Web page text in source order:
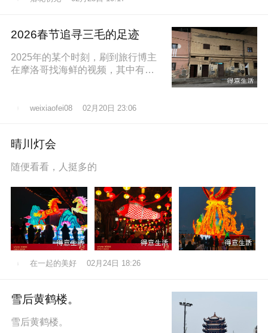
2026春节追寻三毛的足迹
2025年的某个时刻，刷到旅行博主
在摩洛哥找海鲜的视频，其中有个
地拍照留
weixiaofei08 02月20日 23:06
晴川灯会
随便看看，人挺多的
在一起的美好 02月24日 18:26
雪后黄鹤楼。
雪后黄鹤楼。